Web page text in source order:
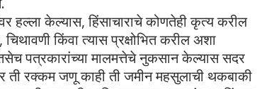
हल्ला केल्यास, हिंसाचाराचे कोणतेही कृत्य करील
किंवा त्यास प्रक्षोभित करील अशा
तसेच पत्रकारांच्या मालमत्तेचे नुकसान केल्यास सदर
ती रक्कम जणू काही ती जमीन महसुलाची थकबाकी